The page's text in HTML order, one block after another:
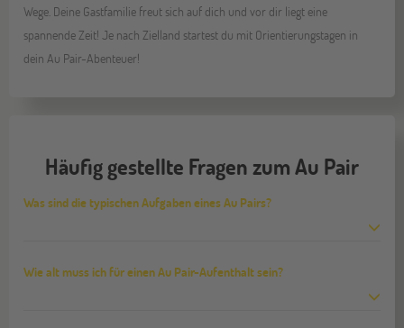
Wege. Deine Gastfamilie freut sich auf dich und vor dir liegt eine
spannende Zeit! Je nach Zielland startest du mit Orientierungstagen in
dein Au Pair-Abenteuer!
Häufig gestellte Fragen zum Au Pair
Was sind die typischen Aufgaben eines Au Pairs?
Wie alt muss ich für einen Au Pair-Aufenthalt sein?